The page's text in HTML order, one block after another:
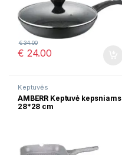
€ 24.00
€34.00
Keptuvės
AMBERR Keptuvė kepsniams
28*28 cm